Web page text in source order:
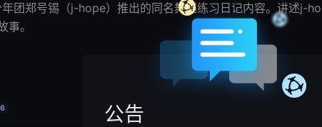
郑号锡（j-hope）推出的同名舞蹈练习日记内容。讲述j-
。
6 公告